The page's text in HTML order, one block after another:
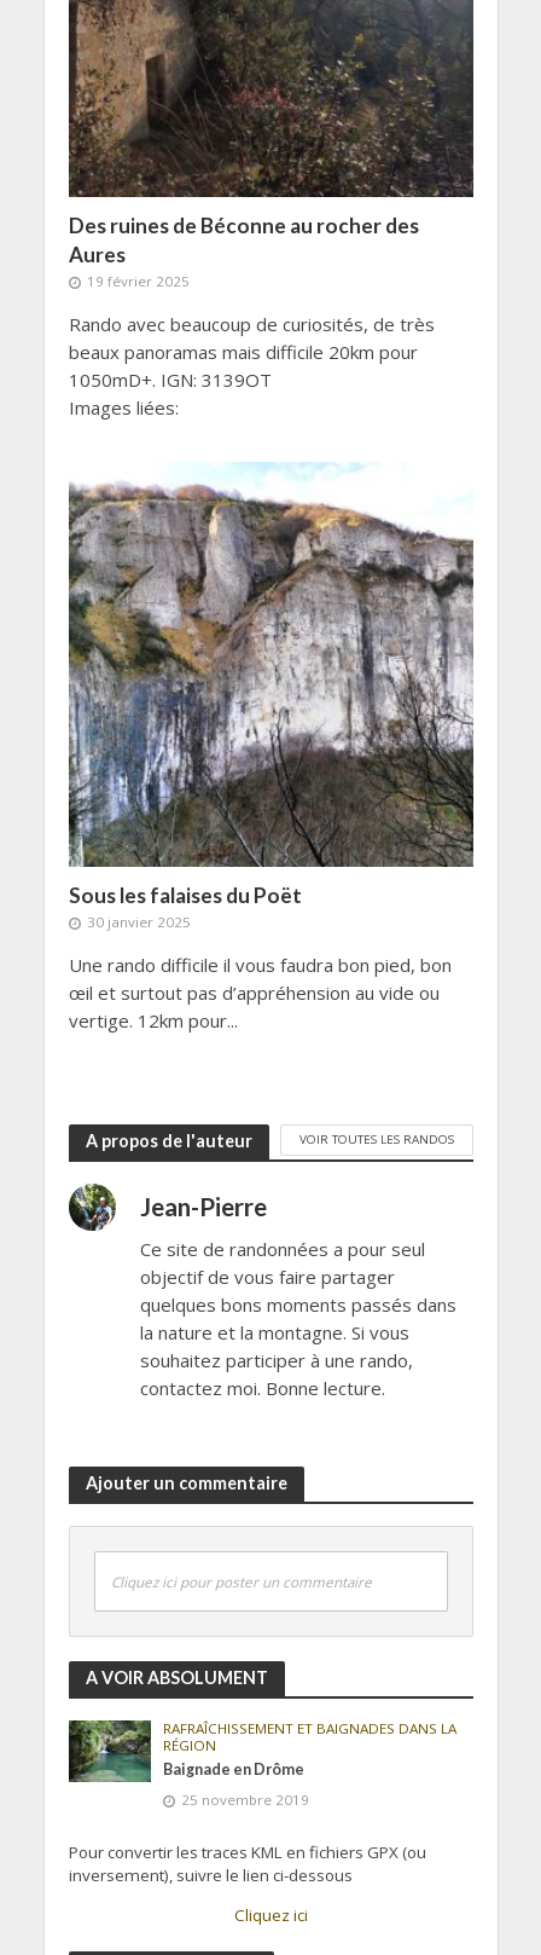
Des ruines de Béconne au rocher des
Aures
19 février 2025
Rando avec beaucoup de curiosités, de très
beaux panoramas mais difficile 20km pour
1050mD+. IGN: 3139OT
Images liées:
Sous les falaises du Poët
30 janvier 2025
Une rando difficile il vous faudra bon pied, bon
œil et surtout pas d’appréhension au vide ou
vertige. 12km pour...
A propos de l'auteur VOIR TOUTES LES RANDOS
Jean-Pierre
Ce site de randonnées a pour seul
objectif de vous faire partager
quelques bons moments passés dans
la nature et la montagne. Si vous
souhaitez participer à une rando,
contactez moi. Bonne lecture.
Ajouter un commentaire
Cliquez ici pour poster un commentaire
A VOIR ABSOLUMENT
RAFRAÎCHISSEMENT ET BAIGNADES DANS LA
RÉGION
Baignade en Drôme
25 novembre 2019
Pour convertir les traces KML en fichiers GPX (ou
inversement), suivre le lien ci-dessous
Cliquez ici